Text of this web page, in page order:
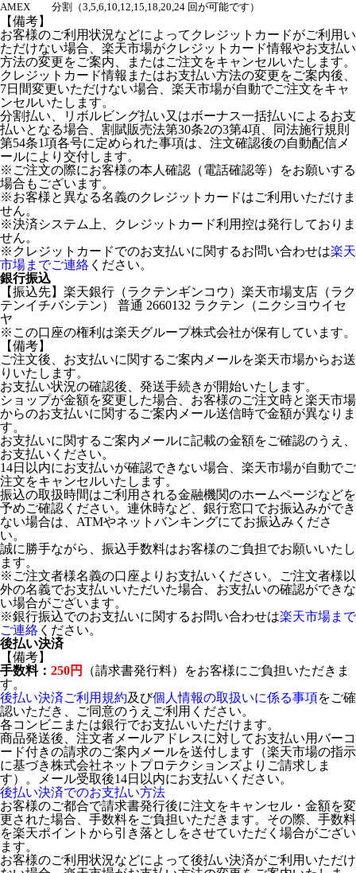
AMEX
分割（3,5,6,10,12,15,18,20,24 回が可能です）
【備考】
お客様のご利用状況などによってクレジットカードがご利用い
ただけない場合、楽天市場がクレジットカード情報やお支払い
方法の変更をご案内、またはご注文をキャンセルいたします。
クレジットカード情報またはお支払い方法の変更をご案内後、
7日間変更いただけない場合、楽天市場が自動でご注文をキャ
ンセルいたします。
分割払い、リボルビング払い又はボーナス一括払いによるお支
払いとなる場合、割賦販売法第30条2の3第4項、同法施行規則
第54条1項各号に定められた事項は、注文確認後の自動配信メ
ールにより交付します。
※ご注文の際にお客様の本人確認（電話確認等）をお願いする
場合もございます。
※お客様と異なる名義のクレジットカードはご利用いただけま
せん。
※決済システム上、クレジットカード利用控は発行しておりま
せん。
※クレジットカードでのお支払いに関するお問い合わせは楽天
市場までご連絡 ください。
銀行振込
【振込先】楽天銀行（ラクテンギンコウ）楽天市場支店（ラク
テンイチバシテン） 普通 2660132 ラクテン（ニクシヨウイセ
ヤ
※この口座の権利は楽天グループ株式会社が保有しています。
【備考】
ご注文後、お支払いに関するご案内メールを楽天市場からお送
りいたします。
お支払い状況の確認後、発送手続きが開始いたします。
ショップが金額を変更した場合、お客様のご注文時と楽天市場
からのお支払いに関するご案内メール送信時で金額が異なりま
す。
お支払いに関するご案内メールに記載の金額をご確認のうえ、
お支払いください。
14日以内にお支払いが確認できない場合、楽天市場が自動でご
注文をキャンセルいたします。
振込の取扱時間はご利用される金融機関のホームページなどを
予めご確認ください。連休時など、銀行窓口でお振込みができ
ない場合は、ATMやネットバンキングにてお振込みくださ
い。
誠に勝手ながら、振込手数料はお客様のご負担でお願いいたし
ます。
※ご注文者様名義の口座よりお支払いください。ご注文者様以
外の名義でお支払いいただいた場合、お支払いの確認ができな
い場合がございます。
※銀行振込でのお支払いに関するお問い合わせは楽天市場まで
ご連絡 ください。
後払い決済
【備考】
手数料： 250円
（請求書発行料）をお客様にご負担いただきま
す。
後払い決済ご利用規約及び個人情報の取扱いに係る事項をご確
認いただき、ご同意のうえご利用ください。
各コンビニまたは銀行でお支払いいただけます。
商品発送後、注文者メールアドレスに対してお支払い用バーコ
ード付きの請求のご案内メールを送付します（楽天市場の指示
に基づき株式会社ネットプロテクションズよりご請求しま
す）。メール受取後14日以内にお支払いください。
後払い決済でのお支払い方法
お客様のご都合で請求書発行後に注文をキャンセル・金額を変
更された場合、手数料をご負担いただきます。その際、手数料
を楽天ポイントから引き落としをさせていただく場合がござい
ます。
お客様のご利用状況などによって後払い決済がご利用いただけ